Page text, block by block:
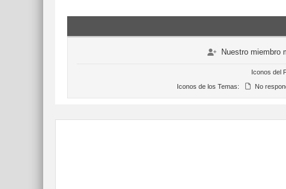
Nuestro miembro
Iconos del
Iconos de los Temas:
No